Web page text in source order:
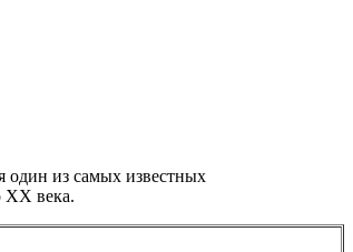
один из самых известных
XX века.